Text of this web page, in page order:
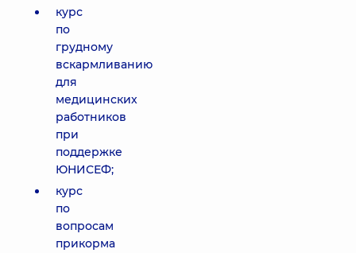
курс
по
грудному
вскармливанию
для
медицинских
работников
при
поддержке
ЮНИСЕФ;
курс
по
вопросам
прикорма